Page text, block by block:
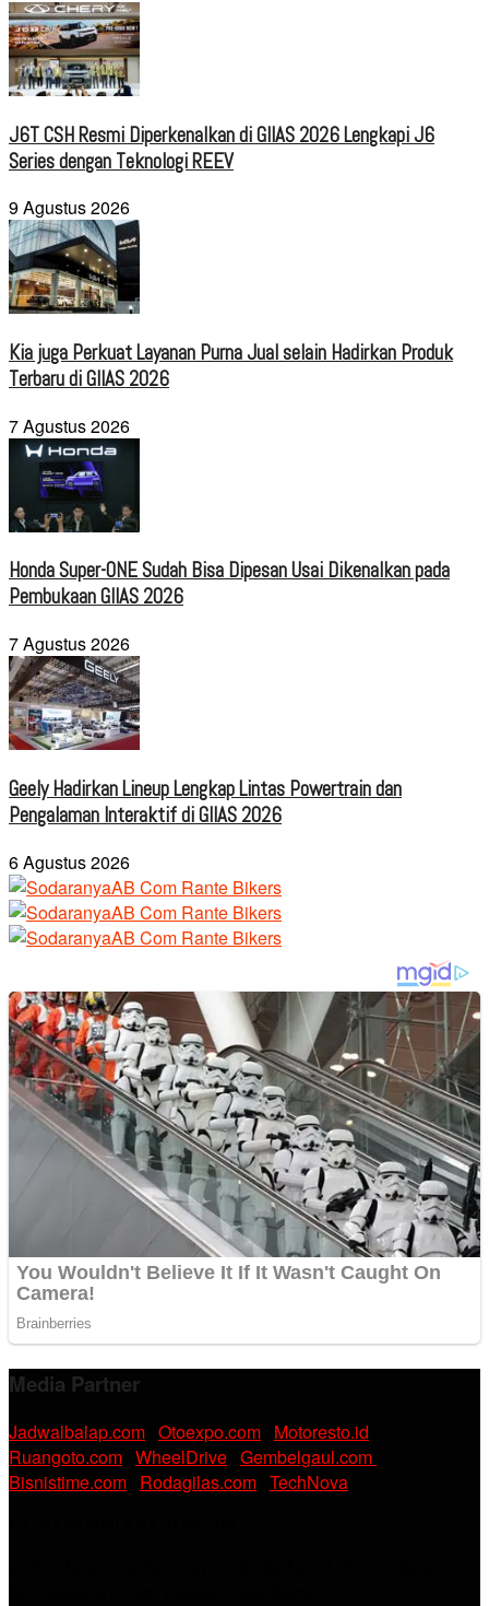
J6T CSH Resmi Diperkenalkan di GIIAS 2026 Lengkapi J6
Series dengan Teknologi REEV
9 Agustus 2026
Kia juga Perkuat Layanan Purna Jual selain Hadirkan Produk
Terbaru di GIIAS 2026
7 Agustus 2026
Honda Super-ONE Sudah Bisa Dipesan Usai Dikenalkan pada
Pembukaan GIIAS 2026
7 Agustus 2026
Geely Hadirkan Lineup Lengkap Lintas Powertrain dan
Pengalaman Interaktif di GIIAS 2026
6 Agustus 2026
Media Partner
Jadwalbalap.com Otoexpo.com Motoresto.id
Ruangoto.com WheelDrive Gembelgaul.com
Bisnistime.com Rodagilas.com TechNova